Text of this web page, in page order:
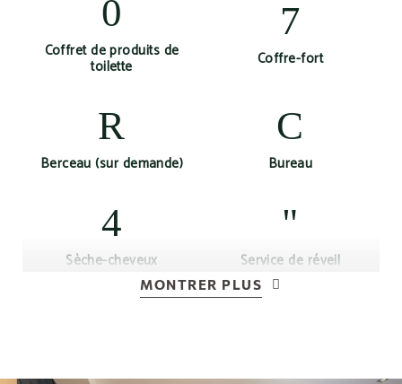
Coffret de produits de
toilette Coffre-fort
Berceau (sur demande) Bureau
Sèche-cheveux Service de réveil
MONTRER PLUS